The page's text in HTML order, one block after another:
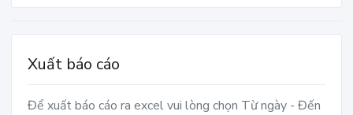
Xuất báo cáo
Để xuất báo cáo ra excel vui lòng chọn Từ ngày - Đến